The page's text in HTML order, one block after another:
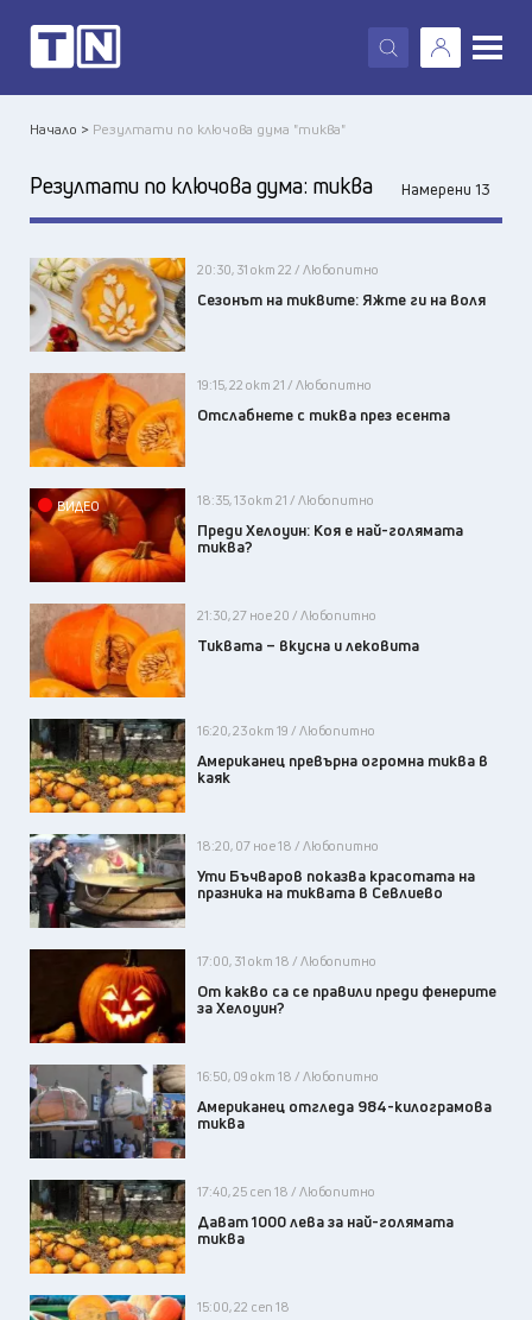
X
Начало > Резултати по ключова дума "тиква"
Резултати по ключова дума: тиква Намерени 13
20:30, 31 окт 22 / Любопитно
Сезонът на тиквите: Яжте ги на воля
19:15, 22 окт 21 / Любопитно
Отслабнете с тиква през есента
ВИДЕО 18:35, 13 окт 21 / Любопитно
Преди Хелоуин: Коя е най-голямата
тиква?
21:30, 27 ное 20 / Любопитно
Тиквата – вкусна и лековита
16:20, 23 окт 19 / Любопитно
Американец превърна огромна тиква в
каяк
18:20, 07 ное 18 / Любопитно
Ути Бъчваров показва красотата на
празника на тиквата в Севлиево
17:00, 31 окт 18 / Любопитно
От какво са се правили преди фенерите
за Хелоуин?
16:50, 09 окт 18 / Любопитно
Американец отгледа 984-килограмова
тиква
17:40, 25 сеп 18 / Любопитно
Дават 1000 лева за най-голямата
тиква
15:00, 22 сеп 18